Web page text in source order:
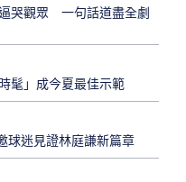
哭觀眾 一句話道盡全劇
髦」成今夏最佳示範
迷見證林庭謙新篇章